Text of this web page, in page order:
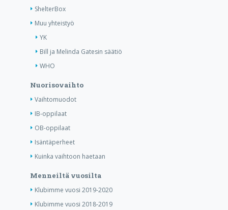
ShelterBox
Muu yhteistyö
YK
Bill ja Melinda Gatesin säätiö
WHO
Nuorisovaihto
Vaihtomuodot
IB-oppilaat
OB-oppilaat
Isäntäperheet
Kuinka vaihtoon haetaan
Menneiltä vuosilta
Klubimme vuosi 2019-2020
Klubimme vuosi 2018-2019